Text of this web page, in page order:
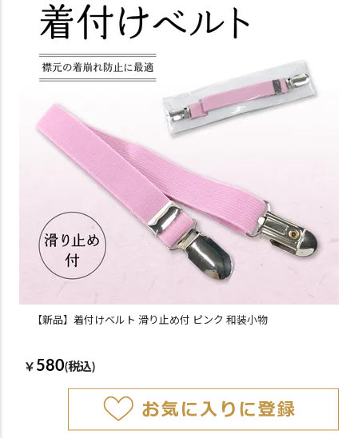
【新品】着付けベルト 滑り止め付 ピンク 和装小物
￥ 580(税込)